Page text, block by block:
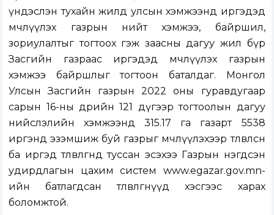
үндэслэн тухайн жилд улсын хэмжээнд иргэдэд
өмчлүүлэх газрын нийт хэмжээ, байршил,
зориулалтыг тогтоох гэж заасны дагуу жил бүр
Засгийн газраас иргэдэд өмчлүүлэх газрын
хэмжээ байршлыг тогтоон баталдаг. Монгол
Улсын Засгийн газрын 2022 оны гуравдугаар
сарын 16-ны өдрийн 121 дүгээр тогтоолын дагуу
нийслэлийн хэмжээнд 315.17 га газарт 5538
иргэнд эзэмшиж буй газрыг өмчлүүлэхээр төлөвлөсөн
ба иргэд төлөвлөгөөнд туссан эсэхээ Газрын нэгдсэн
удирдлагын цахим систем www.egazar.gov.mn-
ийн батлагдсан төлөвлөгөөнүүд хэсгээс харах
боломжтой.